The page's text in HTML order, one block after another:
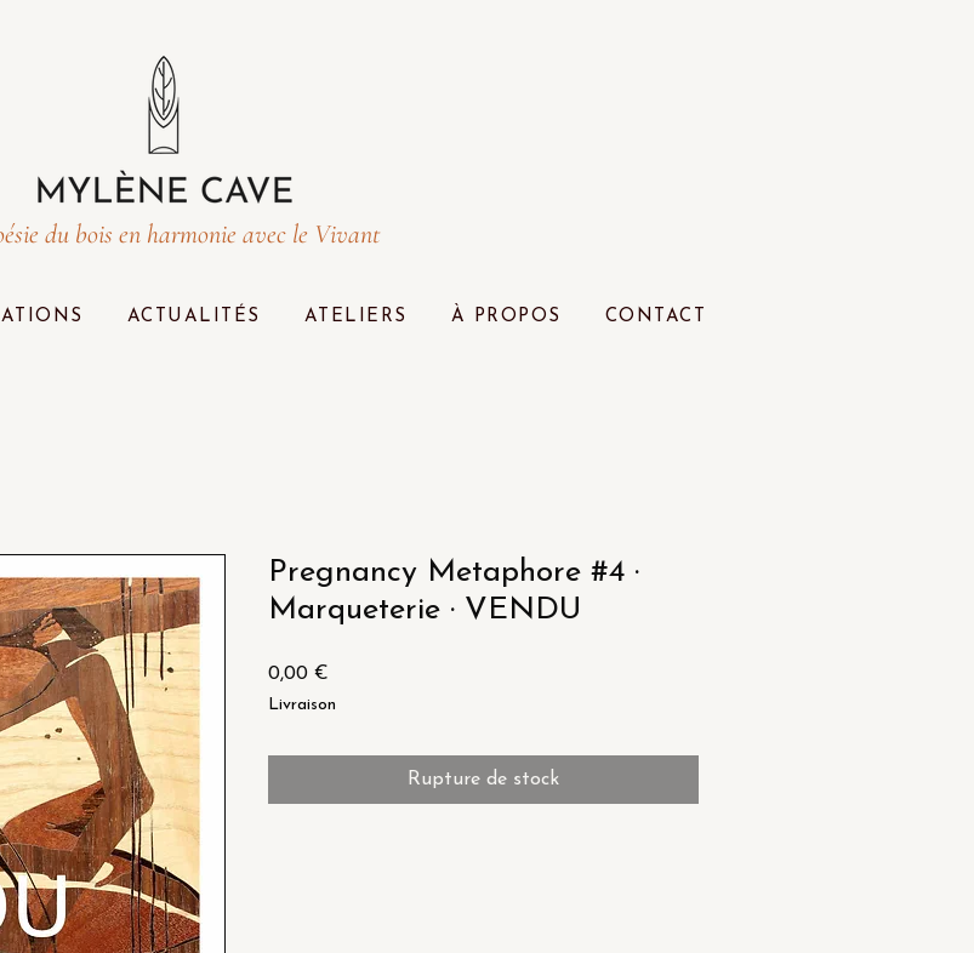
du bois en harmonie avec le Vivant
ACTUALITÉS ATELIERS À PROPOS CONTACT
Pregnancy Metaphore #4 ·
Marqueterie · VENDU
0,00 €
Livraison
Rupture de stock